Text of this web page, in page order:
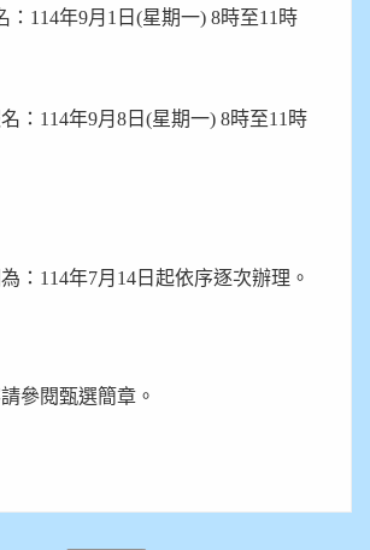
：114年9月1日(星期一) 8時至11時
：114年9月8日(星期一) 8時至11時
：114年7月14日起依序逐次辦理。
參閱甄選簡章。